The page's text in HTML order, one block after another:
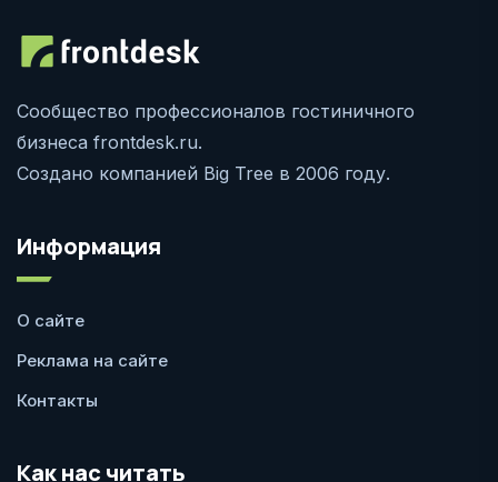
Сообщество профессионалов гостиничного
бизнеса frontdesk.ru.
Создано компанией Big Tree в 2006 году.
Информация
О сайте
Реклама на сайте
Контакты
Как нас читать